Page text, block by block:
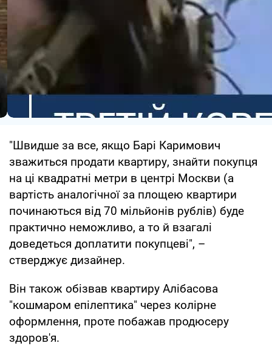
"Швидше за все, якщо Барі Каримович
зважиться продати квартиру, знайти покупця
на ці квадратні метри в центрі Москви (а
вартість аналогічної за площею квартири
починаються від 70 мільйонів рублів) буде
практично неможливо, а то й взагалі
доведеться доплатити покупцеві", –
стверджує дизайнер.
Він також обізвав квартиру Алібасова
"кошмаром епілептика" через колірне
оформлення, проте побажав продюсеру
здоров'я.